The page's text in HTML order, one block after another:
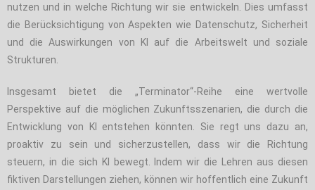
nutzen und in welche Richtung wir sie entwickeln. Dies umfasst
die Berücksichtigung von Aspekten wie Datenschutz, Sicherheit
und die Auswirkungen von KI auf die Arbeitswelt und soziale
Strukturen.
Insgesamt bietet die „Terminator“-Reihe eine wertvolle
Perspektive auf die möglichen Zukunftsszenarien, die durch die
Entwicklung von KI entstehen könnten. Sie regt uns dazu an,
proaktiv zu sein und sicherzustellen, dass wir die Richtung
steuern, in die sich KI bewegt. Indem wir die Lehren aus diesen
fiktiven Darstellungen ziehen, können wir hoffentlich eine Zukunft